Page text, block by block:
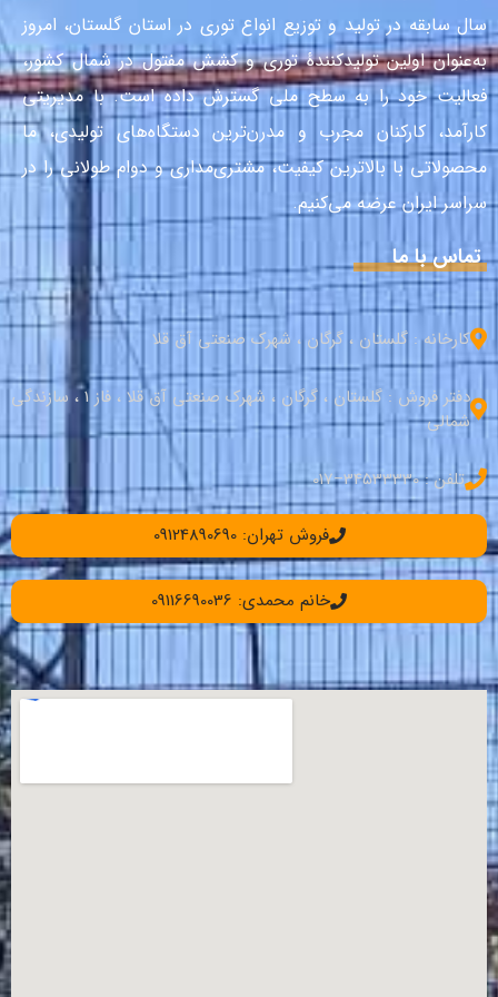
سال سابقه در تولید و توزیع انواع توری در استان گلستان، امروز
به‌عنوان اولین تولیدکنندهٔ توری و کشش مفتول در شمال کشور،
فعالیت خود را به سطح ملی گسترش داده است. با مدیریتی
کارآمد، کارکنان مجرب و مدرن‌ترین دستگاه‌های تولیدی، ما
محصولاتی با بالاترین کیفیت، مشتری‌مداری و دوام طولانی را در
سراسر ایران عرضه می‌کنیم.
تماس با ما
کارخانه : گلستان ، گرگان ، شهرک صنعتی آق قلا
دفتر فروش : گلستان ، گرگان ، شهرک صنعتی آق قلا ، فاز 1 ، سازندگی
شمالی
تلفن : 34533330–017
فروش تهران: 09124890690
خانم محمدی: 09116690036